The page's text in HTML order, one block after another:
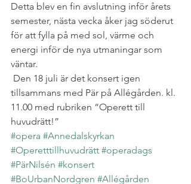
Detta blev en fin avslutning inför årets
semester, nästa vecka åker jag söderut
för att fylla på med sol, värme och
energi inför de nya utmaningar som
väntar.
Den 18 juli är det konsert igen
tillsammans med Pär på Allégården. kl.
11.00 med rubriken “Operett till
huvudrätt!”
#opera #Annedalskyrkan
#Operetttillhuvudrätt #operadags
#PärNilsén #konsert
#BoUrbanNordgren #Allégården